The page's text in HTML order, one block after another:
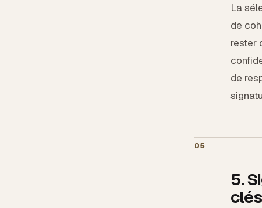
La
de
rester
de
05
5.
clés